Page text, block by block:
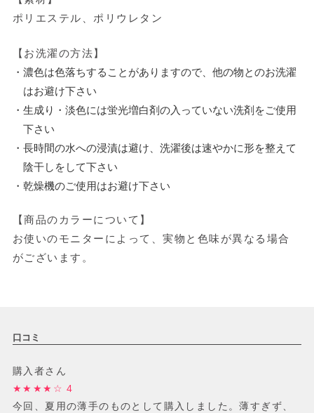
ポリエステル、ポリウレタン
【お洗濯の方法】
・濃色は色落ちすることがありますので、他の物とのお洗濯
はお避け下さい
・生成り・淡色には蛍光増白剤の入っていない洗剤をご使用
下さい
・長時間の水への浸漬は避け、洗濯後は速やかに形を整えて
陰干しをして下さい
・乾燥機のご使用はお避け下さい
【商品のカラーについて】
お使いのモニターによって、実物と色味が異なる場合
がございます。
口コミ
購入者さん
★★★★☆ 4
今回、夏用の薄手のものとして購入しました。薄すぎず、